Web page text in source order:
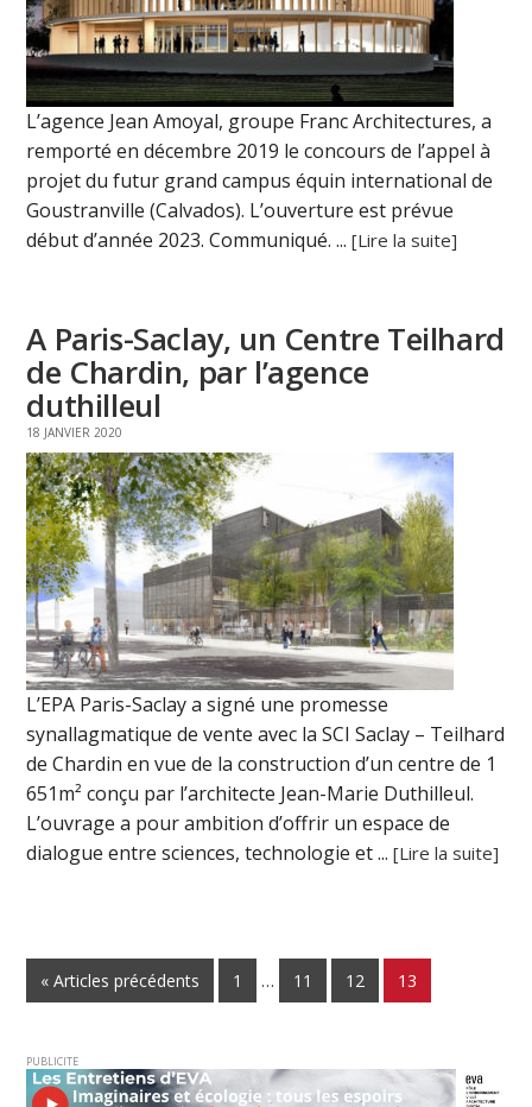
L’agence Jean Amoyal, groupe Franc Architectures, a
remporté en décembre 2019 le concours de l’appel à
projet du futur grand campus équin international de
Goustranville (Calvados). L’ouverture est prévue
début d’année 2023. Communiqué. ...[Lire la suite]
A Paris-Saclay, un Centre Teilhard
de Chardin, par l’agence
duthilleul
18 JANVIER 2020
L’EPA Paris-Saclay a signé une promesse
synallagmatique de vente avec la SCI Saclay – Teilhard
de Chardin en vue de la construction d’un centre de 1
651m² conçu par l’architecte Jean-Marie Duthilleul.
L’ouvrage a pour ambition d’offrir un espace de
dialogue entre sciences, technologie et ...[Lire la suite]
« Articles précédents 1 … 11 12 13
PUBLICITE